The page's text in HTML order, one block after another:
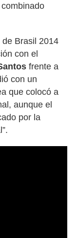
Brasil 2014
con el
frente a
con un
que colocó a
aunque el
por la